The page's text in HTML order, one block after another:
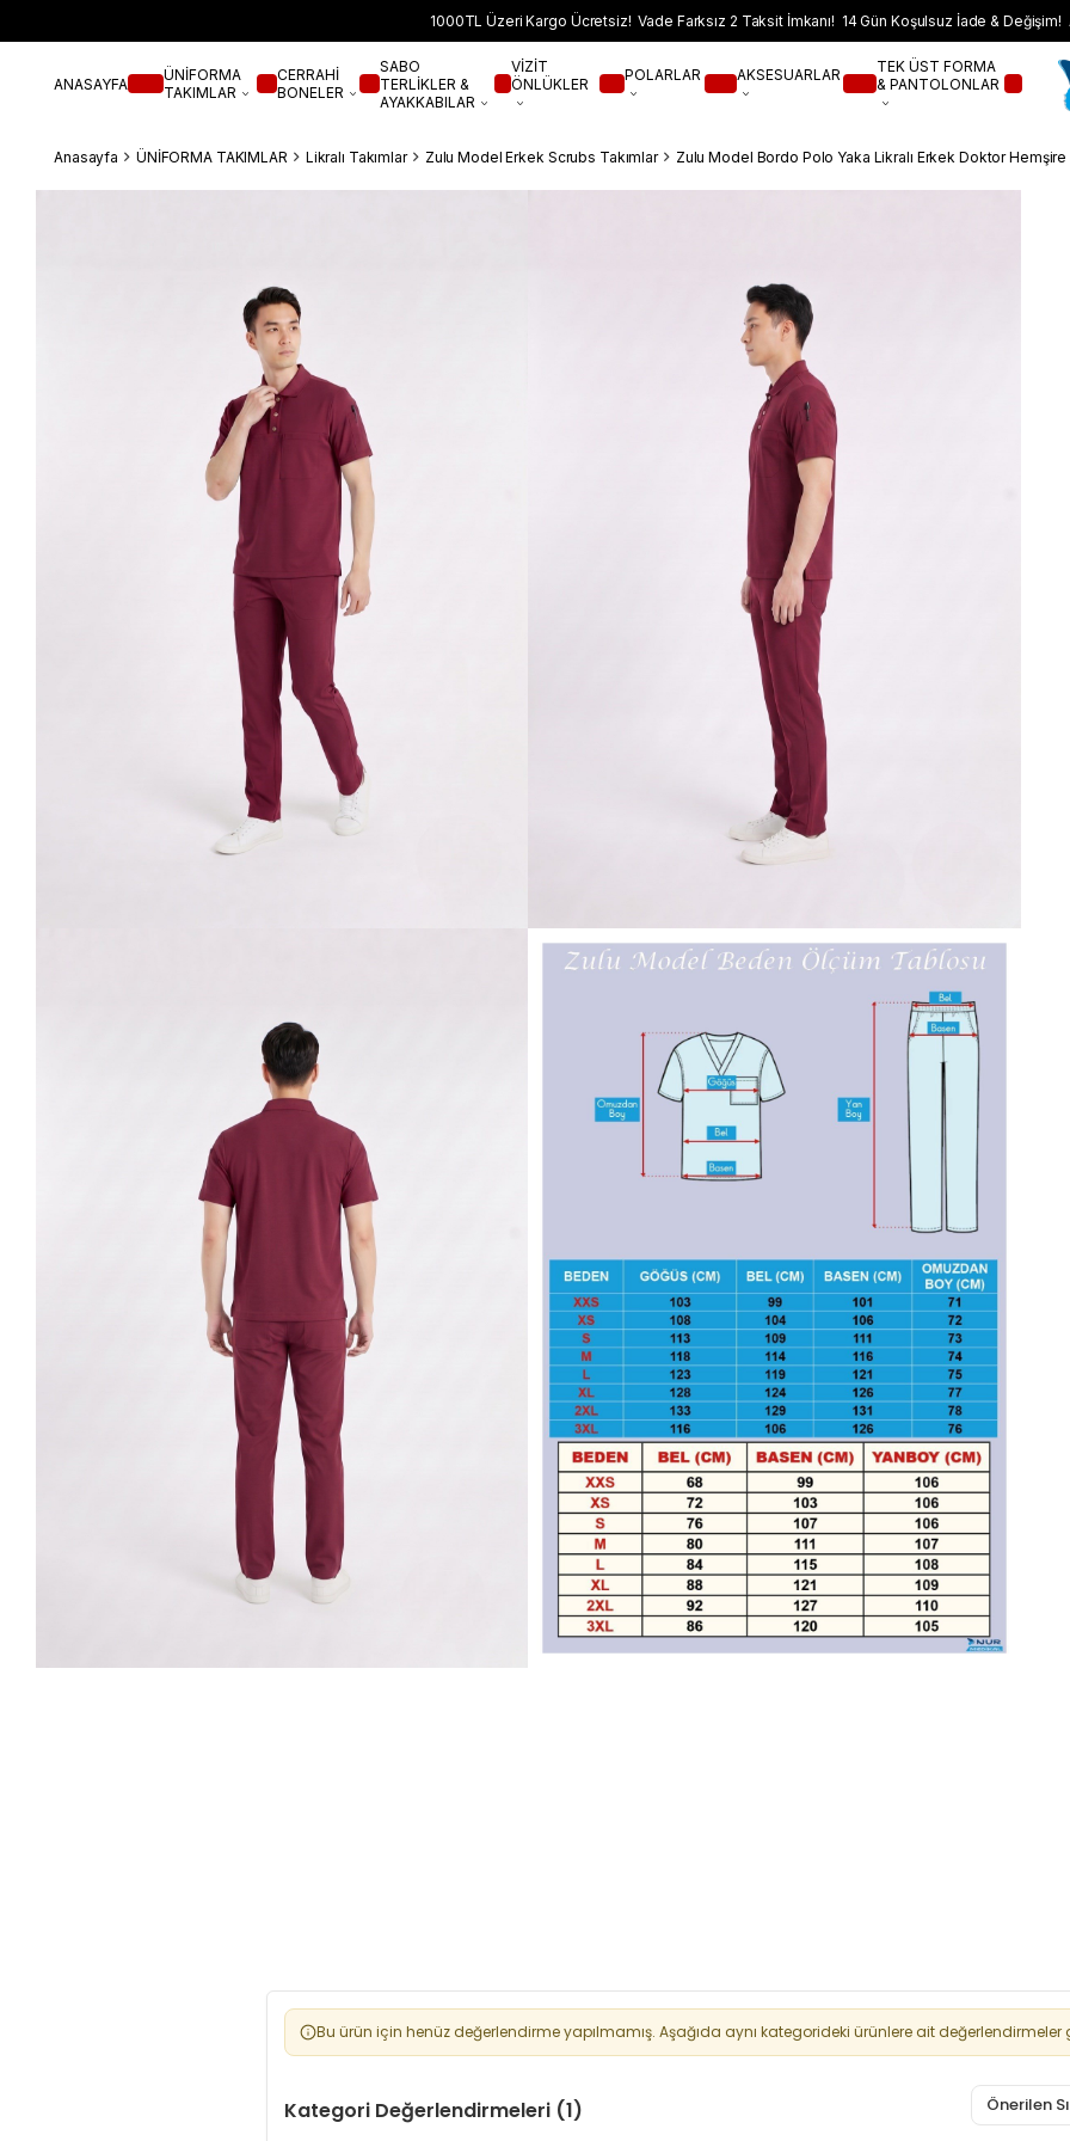
1000TL Üzeri Kargo Ücretsiz! Vade Farksız 2 Taksit İmkanı! 14 Gün Koşulsuz İade & Değişim!
ANASAYFA
ÜNİFORMA
TAKIMLAR
CERRAHİ
BONELER
SABO
TERLİKLER &
AYAKKABILAR
VİZİT
ÖNLÜKLER
POLARLAR AKSESUARLAR
TEK ÜST FORMA
& PANTOLONLAR
Anasayfa ÜNİFORMA TAKIMLAR Likralı Takımlar Zulu Model Erkek Scrubs Takımlar Zulu Model Bordo Polo Yaka Likralı Erkek Doktor Hemşire
Bu ürün için henüz değerlendirme yapılmamış. Aşağıda aynı kategorideki ürünlere ait değerlendirmeler
Kategori Değerlendirmeleri (1) Önerilen